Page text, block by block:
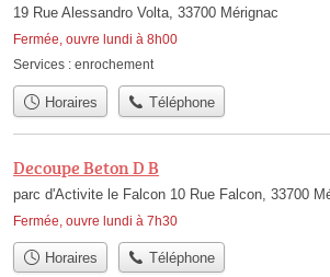
19 Rue Alessandro Volta, 33700 Mérignac
Fermée, ouvre lundi à 8h00
Services : enrochement
Horaires Téléphone
Decoupe Beton D B
parc d'Activite le Falcon 10 Rue Falcon, 33700
Fermée, ouvre lundi à 7h30
Horaires Téléphone